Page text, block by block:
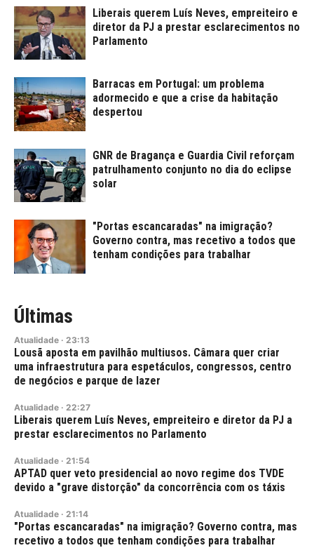
Liberais querem Luís Neves, empreiteiro e
diretor da PJ a prestar esclarecimentos no
Parlamento
Barracas em Portugal: um problema
adormecido e que a crise da habitação
despertou
GNR de Bragança e Guardia Civil reforçam
patrulhamento conjunto no dia do eclipse
solar
"Portas escancaradas" na imigração?
Governo contra, mas recetivo a todos que
tenham condições para trabalhar
Últimas
Atualidade · 23:13
Lousã aposta em pavilhão multiusos. Câmara quer criar
uma infraestrutura para espetáculos, congressos, centro
de negócios e parque de lazer
Atualidade · 22:27
Liberais querem Luís Neves, empreiteiro e diretor da PJ a
prestar esclarecimentos no Parlamento
Atualidade · 21:54
APTAD quer veto presidencial ao novo regime dos TVDE
devido a "grave distorção" da concorrência com os táxis
Atualidade · 21:14
"Portas escancaradas" na imigração? Governo contra, mas
recetivo a todos que tenham condições para trabalhar